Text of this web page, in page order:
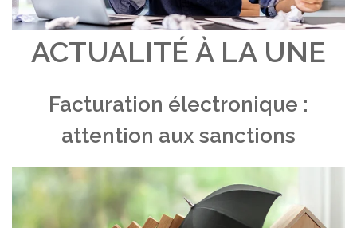
ACTUALITÉ À LA UNE
Facturation électronique :
attention aux sanctions